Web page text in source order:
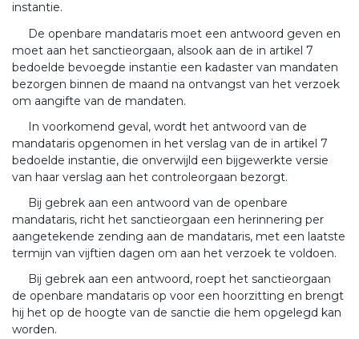
instantie.
De openbare mandataris moet een antwoord geven en
moet aan het sanctieorgaan, alsook aan de in artikel 7
bedoelde bevoegde instantie een kadaster van mandaten
bezorgen binnen de maand na ontvangst van het verzoek
om aangifte van de mandaten.
In voorkomend geval, wordt het antwoord van de
mandataris opgenomen in het verslag van de in artikel 7
bedoelde instantie, die onverwijld een bijgewerkte versie
van haar verslag aan het controleorgaan bezorgt.
Bij gebrek aan een antwoord van de openbare
mandataris, richt het sanctieorgaan een herinnering per
aangetekende zending aan de mandataris, met een laatste
termijn van vijftien dagen om aan het verzoek te voldoen.
Bij gebrek aan een antwoord, roept het sanctieorgaan
de openbare mandataris op voor een hoorzitting en brengt
hij het op de hoogte van de sanctie die hem opgelegd kan
worden.